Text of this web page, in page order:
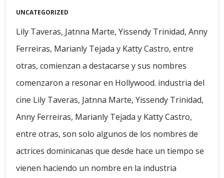
UNCATEGORIZED
Lily Taveras, Jatnna Marte, Yissendy Trinidad, Anny
Ferreiras, Marianly Tejada y Katty Castro, entre
otras, comienzan a destacarse y sus nombres
comenzaron a resonar en Hollywood. industria del
cine Lily Taveras, Jatnna Marte, Yissendy Trinidad,
Anny Ferreiras, Marianly Tejada y Katty Castro,
entre otras, son solo algunos de los nombres de
actrices dominicanas que desde hace un tiempo se
vienen haciendo un nombre en la industria